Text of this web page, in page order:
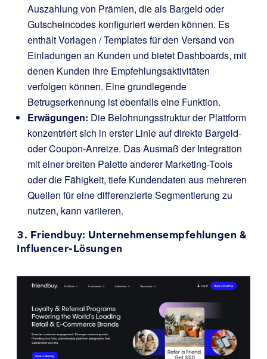
Auszahlung von Prämien, die als Bargeld oder
Gutscheincodes konfiguriert werden können. Es
enthält Vorlagen / Templates für den Versand von
Einladungen an Kunden und bietet Dashboards, mit
denen Kunden ihre Empfehlungsaktivitäten
verfolgen können. Eine grundlegende
Betrugserkennung ist ebenfalls eine Funktion.
Erwägungen: Die Belohnungsstruktur der Plattform
konzentriert sich in erster Linie auf direkte Bargeld-
oder Coupon-Anreize. Das Ausmaß der Integration
mit einer breiten Palette anderer Marketing-Tools
oder die Fähigkeit, tiefe Kundendaten aus mehreren
Quellen für eine differenzierte Segmentierung zu
nutzen, kann variieren.
3. Friendbuy: Unternehmensempfehlungen &
Influencer-Lösungen